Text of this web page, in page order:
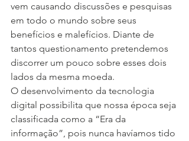
vem causando discussões e pesquisas
em todo o mundo sobre seus
benefícios e malefícios. Diante de
tantos questionamento pretendemos
discorrer um pouco sobre esses dois
lados da mesma moeda.
O desenvolvimento da tecnologia
digital possibilita que nossa época seja
classificada como a “Era da
informação”, pois nunca havíamos tido